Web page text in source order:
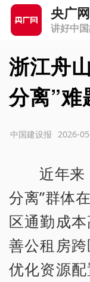
央广网
讲好中
浙江舟
分离”难
2026-
中国建设报
近年来，
分离”群体
区通勤成
善公租房
优化资源